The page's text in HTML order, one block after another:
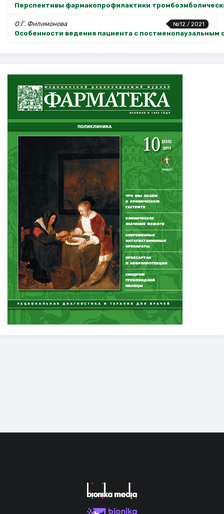
Перспективы фармакопрофилактики
№12 / 2021
О.Г. Филимонова
Особенности ведения пациента с